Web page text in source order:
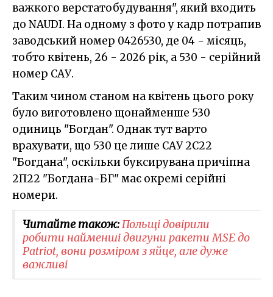
важкого верстатобудування", який входить
до NAUDI. На одному з фото у кадр потрапив
заводський номер 0426530, де 04 - місяць,
тобто квітень, 26 - 2026 рік, а 530 - серійний
номер САУ.
Таким чином станом на квітень цього року
було виготовлено щонайменше 530
одиниць "Богдан". Однак тут варто
врахувати, що 530 це лише САУ 2С22
"Богдана", оскільки буксирувана причіпна
2П22 "Богдана-БГ" має окремі серійні
номери.
Читайте також:Польщі довірили
робити найменші двигуни ракети MSE до
Patriot, вони розміром з яйце, але дуже
важливі